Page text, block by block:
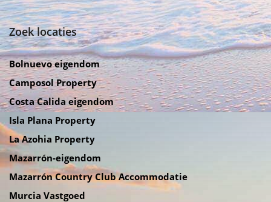
Zoek locaties
Bolnuevo eigendom
Camposol Property
Costa Calida eigendom
Isla Plana Property
La Azohia Property
Mazarrón-eigendom
Mazarrón Country Club Accommodatie
Murcia Vastgoed